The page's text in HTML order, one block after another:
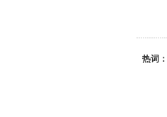
热词：